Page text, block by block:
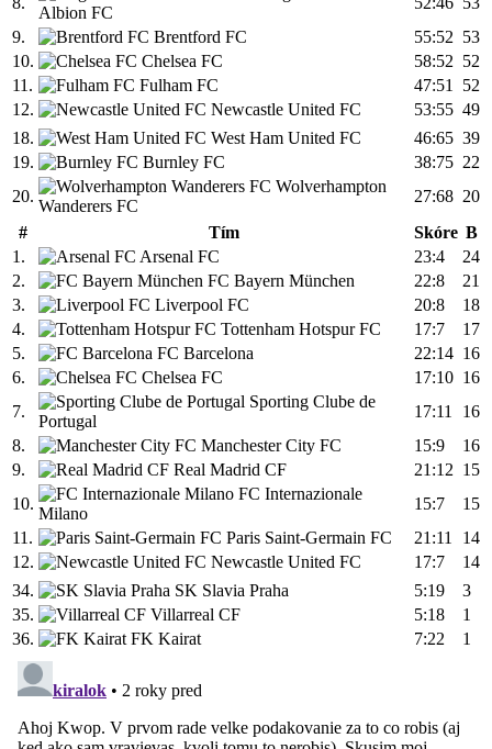
Albion FC
9.
Brentford FC 55:52 53
10.
Chelsea FC 58:52 52
11.
Fulham FC 47:51
52
12.
Newcastle United FC 53:55 49
18.
West Ham United FC 46:65 39
19.
Burnley FC 38:75 22
20.
Wolverhampton
Wanderers FC
27:68 20
#
Tím Skóre B
1.
Arsenal FC 23:4
24
2.
FC Bayern München 22:8
21
3.
Liverpool FC 20:8
18
4.
Tottenham Hotspur FC 17:7
17
5.
FC Barcelona 22:14 16
6.
Chelsea FC 17:10 16
7.
Sporting Clube de
Portugal
17:11
16
8.
Manchester City FC 15:9
16
9.
Real Madrid CF 21:12 15
10.
FC Internazionale
Milano
15:7
15
11.
Paris Saint-Germain FC 21:11
14
12.
Newcastle United FC 17:7
14
34.
SK Slavia Praha 5:19
3
35.
Villarreal CF 5:18
1
36.
FK Kairat 7:22 1